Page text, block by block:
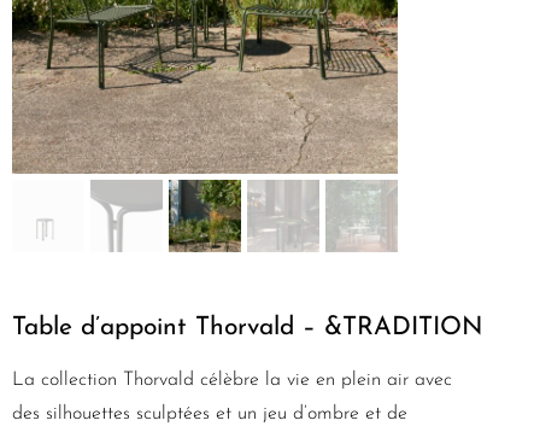
Table d’appoint Thorvald – &TRADITION
La collection Thorvald célèbre la vie en plein air avec
des silhouettes sculptées et un jeu d’ombre et de